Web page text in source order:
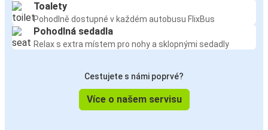
Toalety
Pohodlně dostupné v každém autobusu FlixBus
Pohodlná sedadla
Relax s extra místem pro nohy a sklopnými sedadly
Cestujete s námi poprvé?
Více o našem servisu